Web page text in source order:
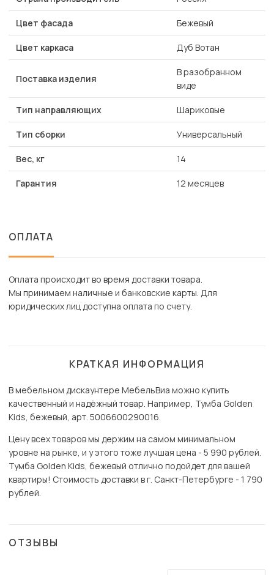
Цвет фасада Бежевый
Цвет каркаса Дуб Вотан
Поставка изделия
В разобранном
виде
Тип направляющих Шариковые
Тип сборки Универсальный
Вес, кг 14
Гарантия 12 месяцев
ОПЛАТА
Оплата происходит во время доставки товара.
Мы принимаем наличные и банковские карты. Для
юридических лиц доступна оплата по счету.
КРАТКАЯ ИНФОРМАЦИЯ
В мебельном дискаунтере МебельВиа можно купить
качественный и надёжный товар. Например, Тумба Golden
Kids, бежевый, арт. 5006600290016.
Цену всех товаров мы держим на самом минимальном
уровне на рынке, и у этого тоже лучшая цена - 5 990 рублей.
Тумба Golden Kids, бежевый отлично подойдет для вашей
квартиры! Стоимость доставки в г. Санкт-Петербурге - 1 790
рублей.
ОТЗЫВЫ